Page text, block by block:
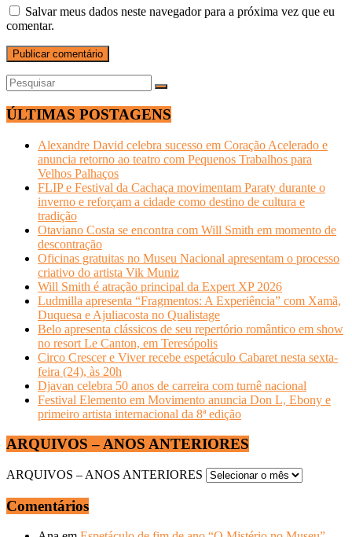
Salvar meus dados neste navegador para a próxima vez que eu
comentar.
ÚLTIMAS POSTAGENS
Alexandre David celebra sucesso em Coração Acelerado e
anuncia retorno ao teatro com Pequenos Trabalhos para
Velhos Palhaços
FLIP e Festival da Cachaça movimentam Paraty durante o
inverno e reforçam a cidade como destino de cultura e
tradição
Otaviano Costa se encontra com Will Smith em momento de
descontração
Oficinas gratuitas no Museu Nacional apresentam o processo
criativo do artista Vik Muniz
Will Smith é atração principal da Expert XP 2026
Ludmilla apresenta “Fragmentos: A Experiência” com Xamã,
Duquesa e Ajuliacosta no Qualistage
Belo apresenta clássicos de seu repertório romântico em show
no resort Le Canton, em Teresópolis
Circo Crescer e Viver recebe espetáculo Cabaret nesta sexta-
feira (24), às 20h
Djavan celebra 50 anos de carreira com turnê nacional
Festival Elemento em Movimento anuncia Don L, Ebony e
primeiro artista internacional da 8ª edição
ARQUIVOS – ANOS ANTERIORES
ARQUIVOS – ANOS ANTERIORES
Comentários